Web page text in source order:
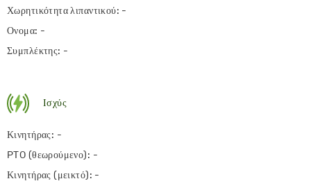
Χωρητικότητα λιπαντικού: -
Ονομα: -
Συμπλέκτης: -
Ισχύς
Κινητήρας: -
PTO (θεωρούμενο): -
Κινητήρας (μεικτό): -